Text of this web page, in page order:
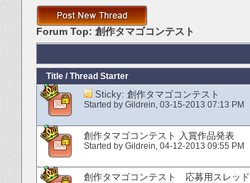
Forum Top: 創作タマゴコンテスト
Title / Thread Starter
Sticky: 創作タマゴコンテスト
Started by Gildrein‎, 03-15-2013 07:13 PM
創作タマゴコンテスト 入賞作品発表
Started by Gildrein‎, 04-12-2013 09:55 PM
創作タマゴコンテスト 応募用スレッド